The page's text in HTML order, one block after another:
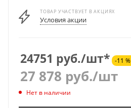
ТОВАР УЧАСТВУЕТ В АКЦИЯХ
Условия акции
24751 руб./шт* -11 %
27 878 руб./шт
Нет в наличии